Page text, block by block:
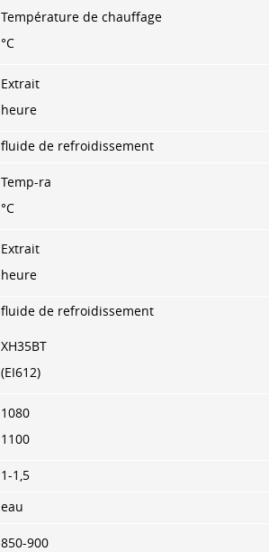
Température de chauffage
°C
Extrait
heure
fluide de refroidissement
Temp-ra
°C
Extrait
heure
fluide de refroidissement
ХН35ВТ
(EI612)
1080
1100
1-1,5
eau
850-900